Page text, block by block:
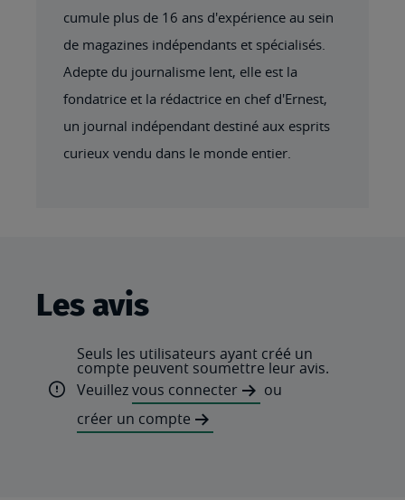
cumule plus de 16 ans d'expérience au sein
de magazines indépendants et spécialisés.
Adepte du journalisme lent, elle est la
fondatrice et la rédactrice en chef d'Ernest,
un journal indépendant destiné aux esprits
curieux vendu dans le monde entier.
Les avis
Seuls les utilisateurs ayant créé un
compte peuvent soumettre leur avis.
Veuillezvous connecter
ou
créer un compte